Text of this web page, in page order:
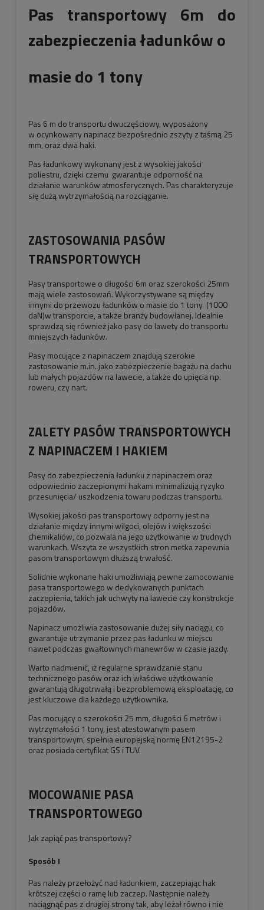
Pas transportowy 6m do
zabezpieczenia ładunków o
masie do 1 tony
Pas 6 m do transportu dwuczęściowy, wyposażony
w ocynkowany napinacz bezpośrednio zszyty z taśmą 25
mm, oraz dwa haki.
Pas ładunkowy wykonany jest z wysokiej jakości
poliestru, dzięki czemu gwarantuje odporność na
działanie warunków atmosferycznych. Pas charakteryzuje
się dużą wytrzymałością na rozciąganie.
ZASTOSOWANIA PASÓW
TRANSPORTOWYCH
Pasy transportowe o długości 6m oraz szerokości 25mm
mają wiele zastosowań. Wykorzystywane są między
innymi do przewozu ładunków o masie do 1 tony (1000
daN)w transporcie, a także branży budowlanej. Idealnie
sprawdzą się również jako pasy do lawety do transportu
mniejszych ładunków.
Pasy mocujące z napinaczem znajdują szerokie
zastosowanie m.in. jako zabezpieczenie bagażu na dachu
lub małych pojazdów na lawecie, a także do upięcia np.
roweru, czy nart.
ZALETY PASÓW TRANSPORTOWYCH
Z NAPINACZEM I HAKIEM
Pasy do zabezpieczenia ładunku z napinaczem oraz
odpowiednio zaczepionymi hakami minimalizują ryzyko
przesunięcia/ uszkodzenia towaru podczas transportu.
Wysokiej jakości pas transportowy odporny jest na
działanie między innymi wilgoci, olejów i większości
chemikaliów, co pozwala na jego użytkowanie w trudnych
warunkach. Wszyta ze wszystkich stron metka zapewnia
pasom transportowym dłuższą trwałość.
Solidnie wykonane haki umożliwiają pewne zamocowanie
pasa transportowego w dedykowanych punktach
zaczepienia, takich jak uchwyty na lawecie czy konstrukcje
pojazdów.
Napinacz umożliwia zastosowanie dużej siły naciągu, co
gwarantuje utrzymanie przez pas ładunku w miejscu
nawet podczas gwałtownych manewrów w czasie jazdy.
Warto nadmienić, iż regularne sprawdzanie stanu
technicznego pasów oraz ich właściwe użytkowanie
gwarantują długotrwałą i bezproblemową eksploatację, co
jest kluczowe dla każdego użytkownika.
Pas mocujący o szerokości 25 mm, długości 6 metrów i
wytrzymałości 1 tony, jest atestowanym pasem
transportowym, spełnia europejską normę EN12195-2
oraz posiada certyfikat GS i TUV.
MOCOWANIE PASA
TRANSPORTOWEGO
Jak zapiąć pas transportowy?
Sposób I
Pas należy przełożyć nad ładunkiem, zaczepiając hak
krótszej części o ramę lub zaczep. Następnie należy
naciągnąć pas z drugiej strony tak, aby leżał równo i nie